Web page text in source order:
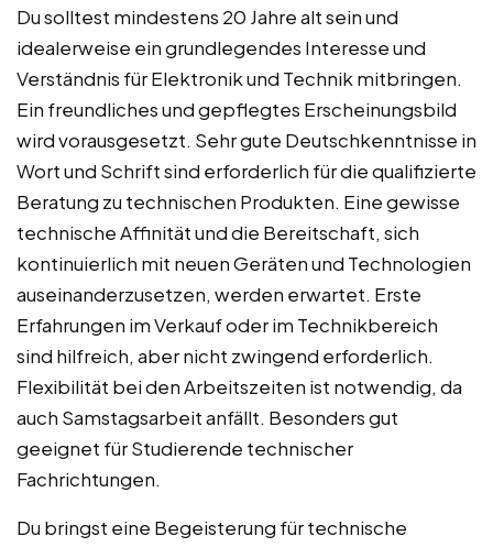
Du solltest mindestens 20 Jahre alt sein und
idealerweise ein grundlegendes Interesse und
Verständnis für Elektronik und Technik mitbringen.
Ein freundliches und gepflegtes Erscheinungsbild
wird vorausgesetzt. Sehr gute Deutschkenntnisse in
Wort und Schrift sind erforderlich für die qualifizierte
Beratung zu technischen Produkten. Eine gewisse
technische Affinität und die Bereitschaft, sich
kontinuierlich mit neuen Geräten und Technologien
auseinanderzusetzen, werden erwartet. Erste
Erfahrungen im Verkauf oder im Technikbereich
sind hilfreich, aber nicht zwingend erforderlich.
Flexibilität bei den Arbeitszeiten ist notwendig, da
auch Samstagsarbeit anfällt. Besonders gut
geeignet für Studierende technischer
Fachrichtungen.
Du bringst eine Begeisterung für technische